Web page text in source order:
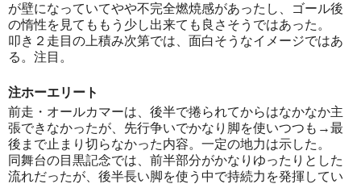
が壁になっていてやや不完全燃焼感があったし、ゴール後
の惰性を見てももう少し出来ても良さそうではあった。
叩き２走目の上積み次第では、面白そうなイメージではあ
る。注目。
注ホーエリート
前走・オールカマーは、後半で捲られてからはなかなか主
張できなかったが、先行争いでかなり脚を使いつつも→最
後まで止まり切らなかった内容。一定の地力は示した。
同舞台の目黒記念では、前半部分がかなりゆったりとした
流れだったが、後半長い脚を使う中で持続力を発揮してい